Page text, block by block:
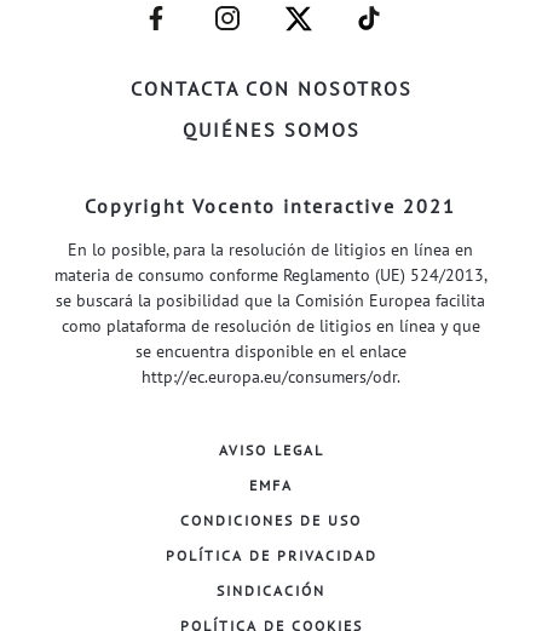
CONTACTA CON NOSOTROS
QUIÉNES SOMOS
–
FACEBOOK–
–
INSTAGRAM–
–
TWITTER–
–
WELIFE–
Copyright Vocento interactive 2021
En lo posible, para la resolución de litigios en línea en
materia de consumo conforme Reglamento (UE) 524/2013,
se buscará la posibilidad que la Comisión Europea facilita
como plataforma de resolución de litigios en línea y que
se encuentra disponible en el enlace
http://ec.europa.eu/consumers/odr.
AVISO LEGAL
EMFA
CONDICIONES DE USO
POLÍTICA DE PRIVACIDAD
SINDICACIÓN
POLÍTICA DE COOKIES